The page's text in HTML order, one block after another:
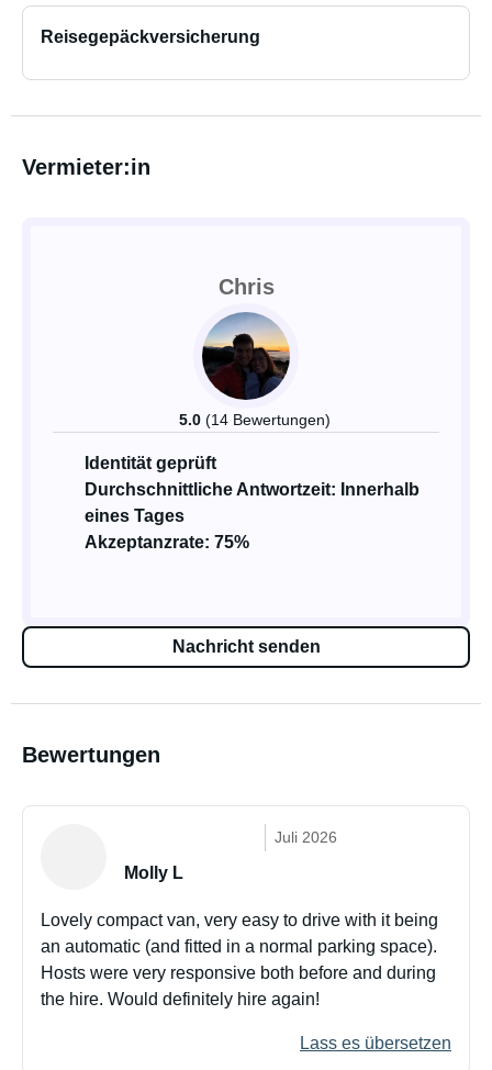
Reisegepäckversicherung
Vermieter:in
Chris
5.0 (14 Bewertungen)
Identität geprüft
Durchschnittliche Antwortzeit: Innerhalb
eines Tages
Akzeptanzrate: 75%
Nachricht senden
Bewertungen
Juli 2026
Molly L
Lovely compact van, very easy to drive with it being
an automatic (and fitted in a normal parking space).
Hosts were very responsive both before and during
the hire. Would definitely hire again!
Lass es übersetzen